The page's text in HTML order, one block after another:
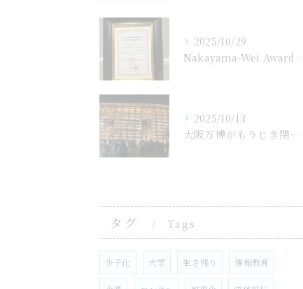
2025/10/29
Nakayama-
2025/10/13
大阪万博がもうじき閉会10/14
タグ Tags
少子化 大学 生き残り 情報教育